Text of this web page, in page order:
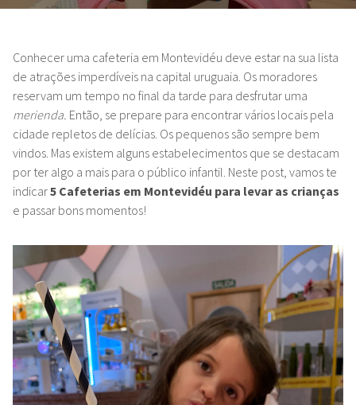
Conhecer uma cafeteria em Montevidéu deve estar na sua lista
de atrações imperdíveis na capital uruguaia. Os moradores
reservam um tempo no final da tarde para desfrutar uma
merienda. Então, se prepare para encontrar vários locais pela
cidade repletos de delícias. Os pequenos são sempre bem
vindos. Mas existem alguns estabelecimentos que se destacam
por ter algo a mais para o público infantil. Neste post, vamos te
indicar5 Cafeterias em Montevidéu para levar as crianças
e passar bons momentos!